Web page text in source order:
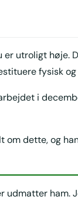
er utroligt
fysisk
i
dette, og
ham.